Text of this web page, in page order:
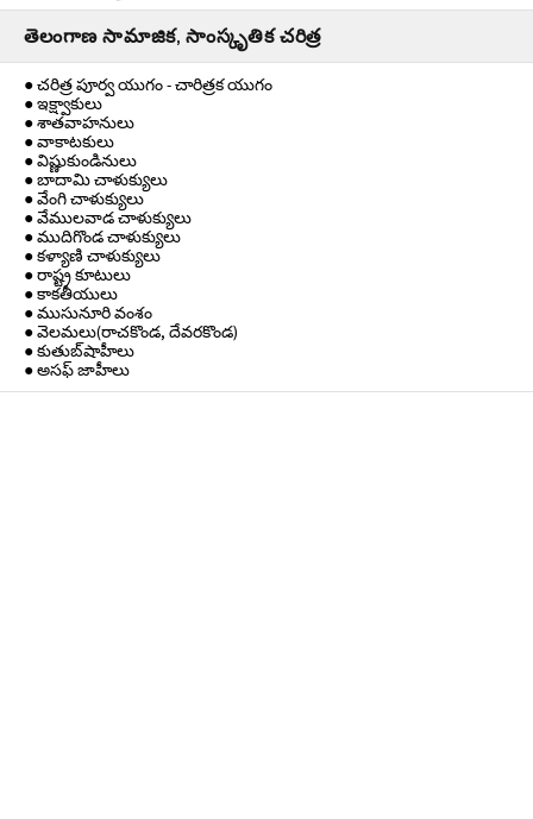
తెలంగాణ సామాజిక, సాంస్కృతిక చరిత్ర
● చరిత్ర పూర్వ యుగం - చారిత్రక యుగం
● ఇక్ష్వాకులు
● శాతవాహనులు
● వాకాటకులు
● విష్ణుకుండినులు
● బాదామి చాళుక్యులు
● వేంగి చాళుక్యులు
● వేములవాడ చాళుక్యులు
● ముదిగొండ చాళుక్యులు
● కళ్యాణి చాళుక్యులు
● రాష్ట్ర కూటులు
● కాకతీయులు
● ముసునూరి వంశం
● వెలమలు(రాచకొండ, దేవరకొండ)
● కుతుబ్‌షాహీలు
● అసఫ్ జాహీలు